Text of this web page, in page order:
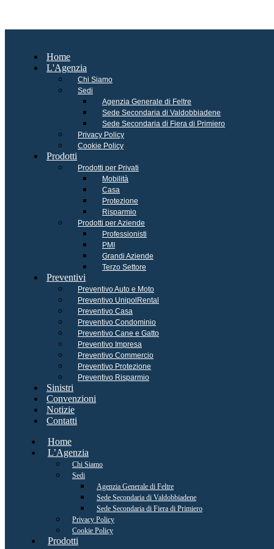
Home
L'Agenzia
Chi Siamo
Sedi
Agenzia Generale di Feltre
Sede Secondaria di Valdobbiadene
Sede Secondaria di Fiera di Primiero
Privacy Policy
Cookie Policy
Prodotti
Prodotti per Privati
Mobilità
Casa
Protezione
Risparmio
Prodotti per Aziende
Professionisti
PMI
Grandi Aziende
Terzo Settore
Preventivi
Preventivo Auto e Moto
Preventivo UnipolRental
Preventivo Casa
Preventivo Condominio
Preventivo Cane e Gatto
Preventivo Impresa
Preventivo Commercio
Preventivo Protezione
Preventivo Risparmio
Sinistri
Convenzioni
Notizie
Contatti
Home
L’Agenzia
Chi Siamo
Sedi
Agenzia Generale di Feltre
Sede Secondaria di Valdobbiadene
Sede Secondaria di Fiera di Primiero
Privacy Policy
Cookie Policy
Prodotti